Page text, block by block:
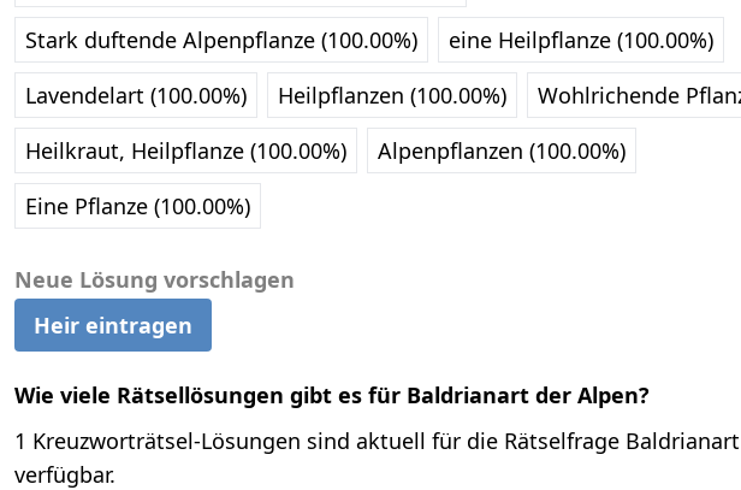
Stark duftende Alpenpflanze (100.00%)
eine Heilpflanze (100.00%)
Lavendelart (100.00%)
Heilpflanzen (100.00%)
Wohlrichende
Heilkraut, Heilpflanze (100.00%)
Alpenpflanzen (100.00%)
Eine Pflanze (100.00%)
Neue Lösung vorschlagen
Heir eintragen
Wie viele Rätsellösungen gibt es für Baldrianart der Alpen?
1 Kreuzworträtsel-Lösungen sind aktuell für die Rätselfrage
verfügbar.